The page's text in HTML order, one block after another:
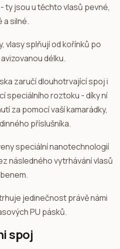
ty jsou u těchto vlasů pevné,
a silné.
vlasy splňují od kořínků po
délku.
zaručí dlouhotrvající spoj i
speciálního roztoku - díky ní
za pomocí vaší kamarádky,
příslušníka.
speciální nanotechnologií
následného vytrhávání vlasů
jedinečnost právě námi
PU pásků.
spoj